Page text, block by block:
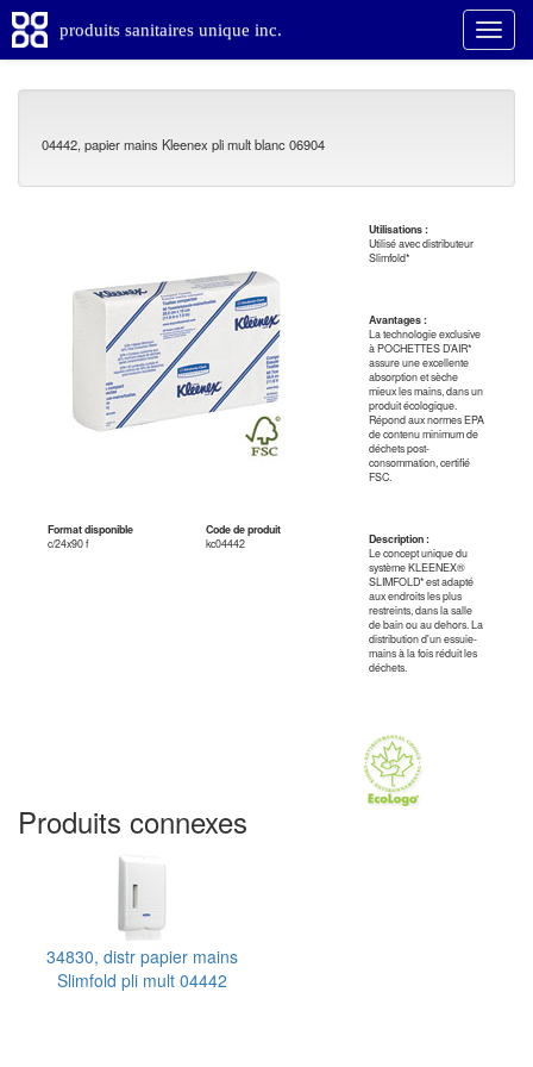
produits sanitaires unique inc.
04442, papier mains Kleenex pli mult blanc 06904
Format disponible
Code de produit
c/24x90 f
kc04442
Utilisations :
Utilisé avec distributeur
Slimfold*
Avantages :
La technologie exclusive
à POCHETTES D’AIR*
assure une excellente
absorption et sèche
mieux les mains, dans un
produit écologique.
Répond aux normes EPA
de contenu minimum de
déchets post-
consommation, certifié
FSC.
Description :
Le concept unique du
système KLEENEX®
SLIMFOLD* est adapté
aux endroits les plus
restreints, dans la salle
de bain ou au dehors. La
distribution d'un essuie-
mains à la fois réduit les
déchets.
Produits connexes
34830, distr papier mains
Slimfold pli mult 04442